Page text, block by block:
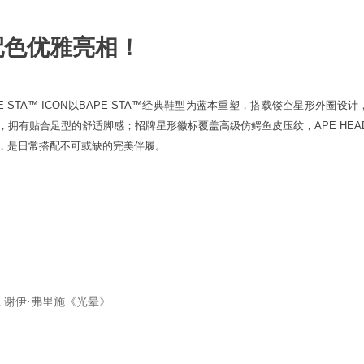
优雅亮相！
STA™ ICON 以 BAPE STA™经典鞋型为蓝本重塑，搭载镂空星形外圈设计
拥有贴合足型的舒适脚感；招牌星形徽标覆盖高级仿鳄鱼皮压纹， APE
是 日常搭配不可或缺的完美伴履。
伊·弗里施《光晕》